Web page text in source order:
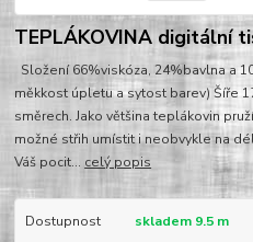
TEPLÁKOVINA digitální
Složení 66%viskóza, 24%bavlna a
měkkost úpletu a sytost barev) Šíře
směrech. Jako většina teplákovin
možné střih umístit i neobvykle na
Váš pocit... celý popis
Dostupnost
skladem 9.5 m